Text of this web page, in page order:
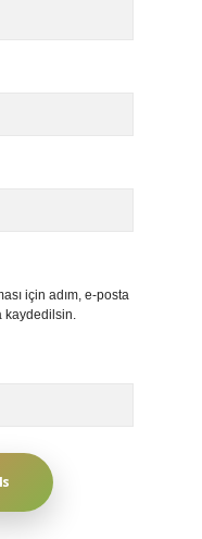
için adım, e-posta
kaydedilsin.